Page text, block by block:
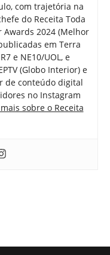
com trajetória na
do Receita Toda
Awards 2024 (Melhor
em Terra
e NE10/UOL, e
(Globo Interior) e
de conteúdo digital
no Instagram
sobre o Receita